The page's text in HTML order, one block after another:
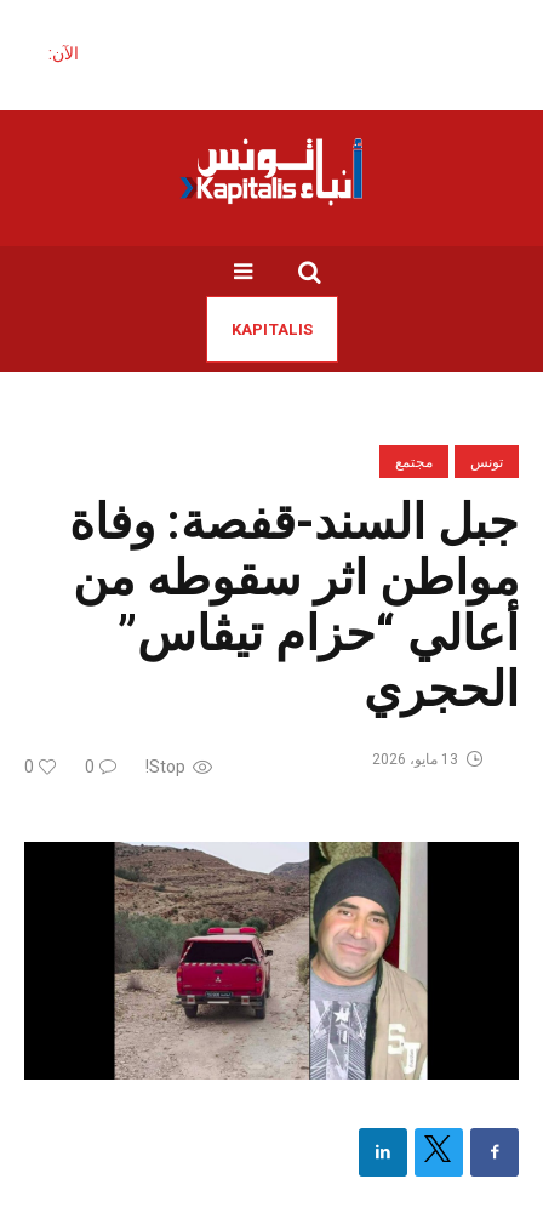
الآن:
KAPITALIS
تونس مجتمع
جبل السند-قفصة: وفاة
مواطن اثر سقوطه من
أعالي “حزام تيڨاس”
الحجري
Stop!
0
0 13 مايو، 2026